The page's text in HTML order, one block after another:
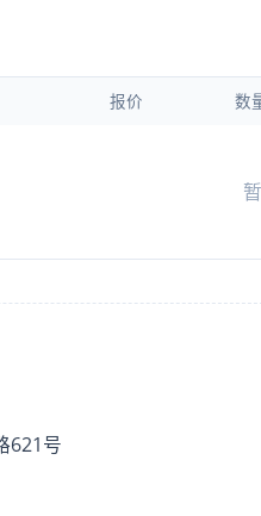
报价 数
621号